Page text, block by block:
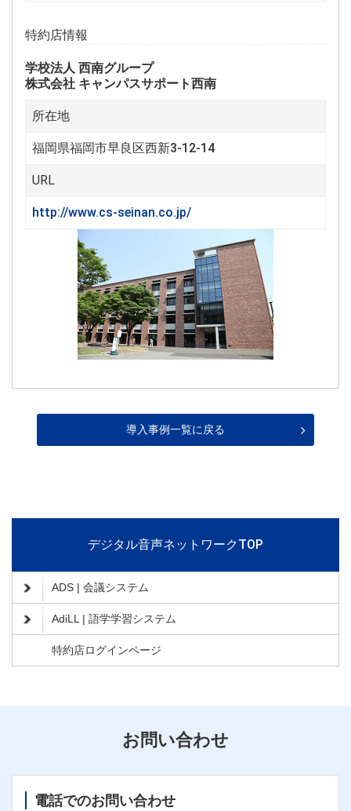
特約店情報
学校法人 西南グループ
株式会社 キャンパスサポート西南
所在地
福岡県福岡市早良区西新3-12-14
URL
http://www.cs-seinan.co.jp/
導入事例一覧に戻る
デジタル音声ネットワークTOP
ADS | 会議システム
AdiLL | 語学学習システム
特約店ログインページ
お問い合わせ
電話でのお問い合わせ